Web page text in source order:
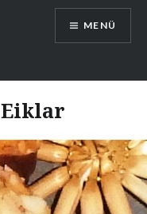
MENÜ
Eiklar